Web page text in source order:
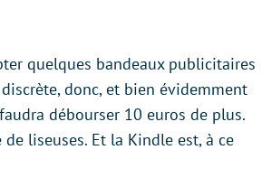
quelques bandeaux publicitaires
donc, et bien évidemment
débourser 10 euros de plus.
liseuses. Et la Kindle est, à ce